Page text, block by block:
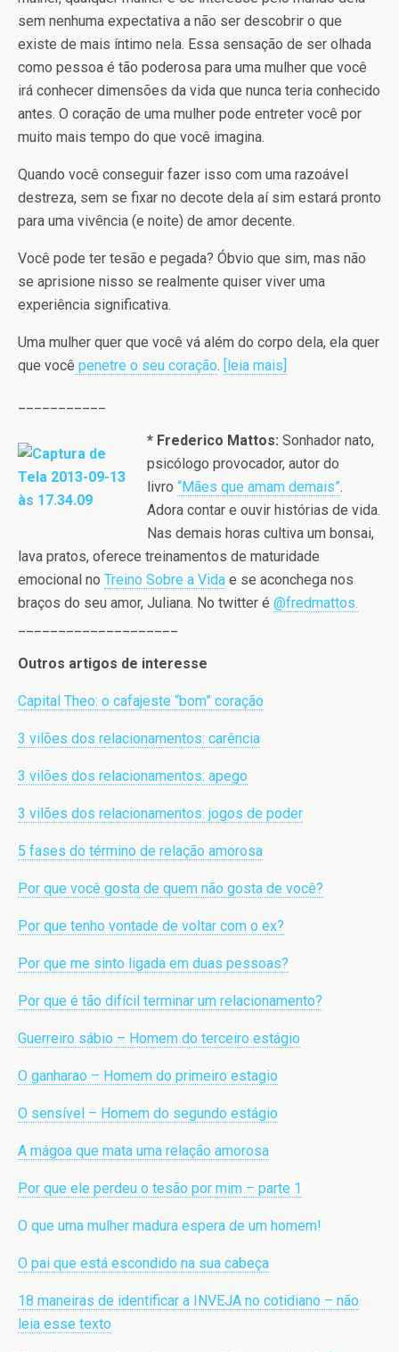
sem nenhuma expectativa a não ser descobrir o que
existe de mais íntimo nela. Essa sensação de ser olhada
como pessoa é tão poderosa para uma mulher que você
irá conhecer dimensões da vida que nunca teria conhecido
antes. O coração de uma mulher pode entreter você por
muito mais tempo do que você imagina.
Quando você conseguir fazer isso com uma razoável
destreza, sem se fixar no decote dela aí sim estará pronto
para uma vivência (e noite) de amor decente.
Você pode ter tesão e pegada? Óbvio que sim, mas não
se aprisione nisso se realmente quiser viver uma
experiência significativa.
Uma mulher quer que você vá além do corpo dela, ela quer
que você penetre o seu coração. [leia mais]
* Frederico Mattos: Sonhador nato,
psicólogo provocador, autor do
livro “Mães que amam demais”.
Adora contar e ouvir histórias de vida.
Nas demais horas cultiva um bonsai,
lava pratos, oferece treinamentos de maturidade
emocional no Treino Sobre a Vida e se aconchega nos
braços do seu amor, Juliana. No twitter é @fredmattos.
Outros artigos de interesse
Capital Theo: o cafajeste “bom” coração
3 vilões dos relacionamentos: carência
3 vilões dos relacionamentos: apego
3 vilões dos relacionamentos: jogos de poder
5 fases do término de relação amorosa
Por que você gosta de quem não gosta de você?
Por que tenho vontade de voltar com o ex?
Por que me sinto ligada em duas pessoas?
Por que é tão difícil terminar um relacionamento?
Guerreiro sábio – Homem do terceiro estágio
O ganharao – Homem do primeiro estagio
O sensível – Homem do segundo estágio
A mágoa que mata uma relação amorosa
Por que ele perdeu o tesão por mim – parte 1
O que uma mulher madura espera de um homem!
O pai que está escondido na sua cabeça
18 maneiras de identificar a INVEJA no cotidiano – não
leia esse texto